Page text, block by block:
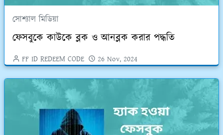
সোশ্যাল মিডিয়া
ফেসবুকে কাউকে ব্লক ও আনব্লক করার পদ্ধতি
FF ID REDEEM CODE 26 Nov, 2024